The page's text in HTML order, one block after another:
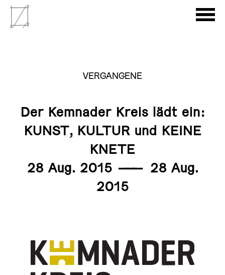
VERGANGENE
Der Kemnader Kreis lädt ein:
KUNST, KULTUR und KEINE
KNETE
28 Aug. 2015 ———
28 Aug.
2015